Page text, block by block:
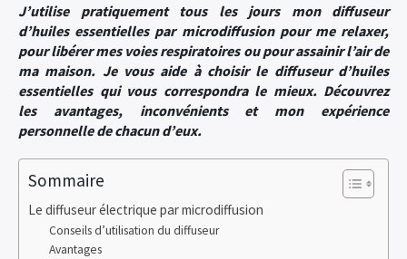
J’utilise pratiquement tous les jours mon diffuseur
d’huiles essentiellespar microdiffusion pour me relaxer,
pour libérer mes voies respiratoires ou pour assainir l’air de
ma maison. Je vous aide à choisir le diffuseur d’huiles
essentielles qui vous correspondra le mieux. Découvrez
les avantages, inconvénients et mon expérience
personnelle de chacun d’eux.
Sommaire
Le diffuseur électrique par microdiffusion
Conseils d’utilisation du diffuseur
Avantages